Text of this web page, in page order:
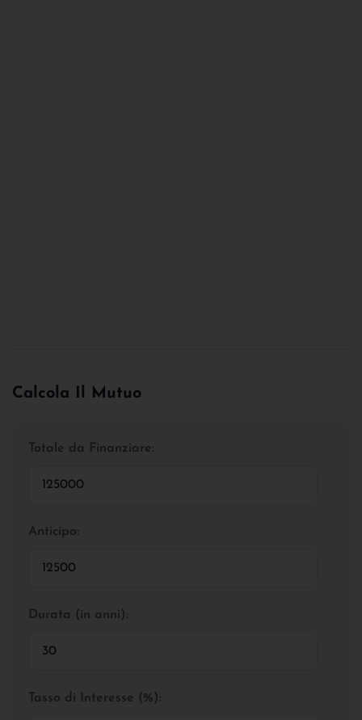
Calcola Il Mutuo
Totale da Finanziare:
Anticipo:
Durata (in anni):
Tasso di Interesse (%):